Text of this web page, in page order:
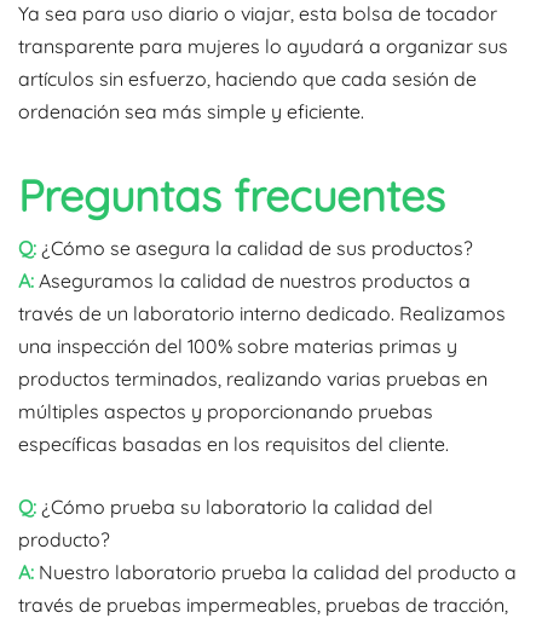
Ya sea para uso diario o viajar, esta bolsa de tocador
transparente para mujeres lo ayudará a organizar sus
artículos sin esfuerzo, haciendo que cada sesión de
ordenación sea más simple y eficiente.
Preguntas frecuentes
Q: ¿Cómo se asegura la calidad de sus productos?
A: Aseguramos la calidad de nuestros productos a
través de un laboratorio interno dedicado. Realizamos
una inspección del 100% sobre materias primas y
productos terminados, realizando varias pruebas en
múltiples aspectos y proporcionando pruebas
específicas basadas en los requisitos del cliente.
Q: ¿Cómo prueba su laboratorio la calidad del
producto?
A: Nuestro laboratorio prueba la calidad del producto a
través de pruebas impermeables, pruebas de tracción,